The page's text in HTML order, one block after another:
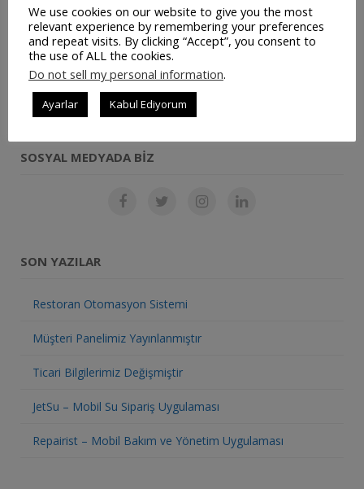
ve müşterilerinizi …
SOSYAL MEDYADA BIZ
SON YAZILAR
Restoran Otomasyon Sistemi
Müşteri Panelimiz Yayınlanmıştır
Ticari Bilgilerimiz Değişmiştir
JetSu – Mobil Su Sipariş Uygulaması
Repairist – Mobil Bakım ve Yönetim Uygulaması
We use cookies on our website to give you the most
relevant experience by remembering your preferences
and repeat visits. By clicking “Accept”, you consent to
the use of ALL the cookies.
Do not sell my personal information.
Ayarlar Kabul Ediyorum